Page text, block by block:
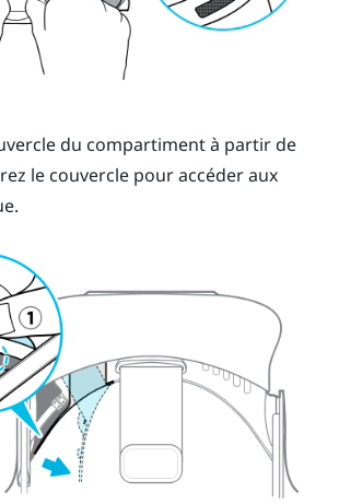
du compartiment à partir de
le couvercle pour accéder aux